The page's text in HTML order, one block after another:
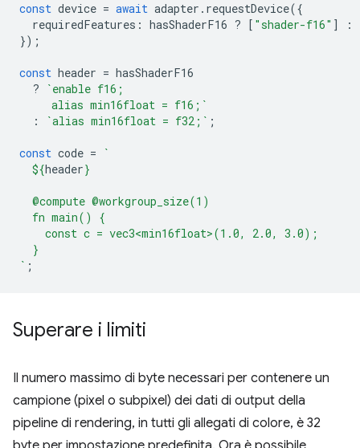
const device = await adapter . requestDevice({
requiredFeatures : hasShaderF16 ? [ "shader-f16" ] :
});
const header = hasShaderF16
?
`enable f16;
     alias min16float = f16;`
:
`alias min16float = f32;` ;
const code =
`
${header}
  @compute @workgroup_size(1)
  fn main() {
    const c = vec3<min16float>(1.0, 2.0, 3.0);
  }
` ;
Superare i limiti
Il numero massimo di byte necessari per contenere un
campione (pixel o subpixel) dei dati di output della
pipeline di rendering, in tutti gli allegati di colore, è 32